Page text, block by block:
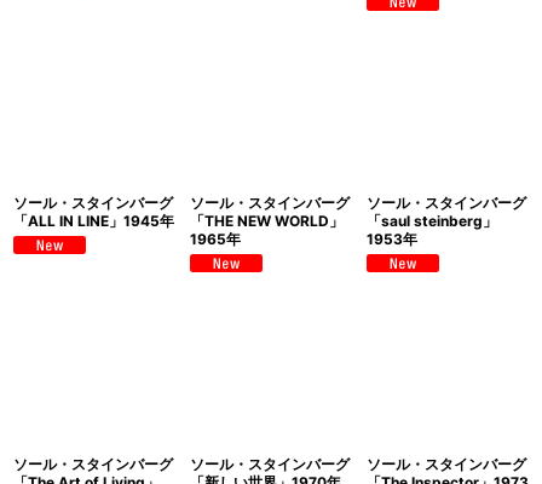
ソール・スタインバーグ
「ALL IN LINE」1945年
ソール・スタインバーグ
「THE NEW WORLD」
1965年
ソール・スタインバーグ
「saul steinberg」
1953年
ソール・スタインバーグ
ソール・スタインバーグ
ソール・スタインバーグ